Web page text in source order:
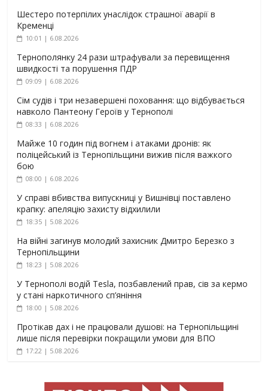
Шестеро потерпілих унаслідок страшної аварії в
Кременці
10:01 | 6.08.2026
Тернополянку 24 рази штрафували за перевищення
швидкості та порушення ПДР
09:09 | 6.08.2026
Сім судів і три незавершені поховання: що відбувається
навколо Пантеону Героїв у Тернополі
08:33 | 6.08.2026
Майже 10 годин під вогнем і атаками дронів: як
поліцейський із Тернопільщини вижив після важкого
бою
08:00 | 6.08.2026
У справі вбивства випускниці у Вишнівці поставлено
крапку: апеляцію захисту відхилили
18:35 | 5.08.2026
На війні загинув молодий захисник Дмитро Березко з
Тернопільщини
18:23 | 5.08.2026
У Тернополі водій Tesla, позбавлений прав, сів за кермо
у стані наркотичного сп’яніння
18:00 | 5.08.2026
Протікав дах і не працювали душові: на Тернопільщині
лише після перевірки покращили умови для ВПО
17:22 | 5.08.2026